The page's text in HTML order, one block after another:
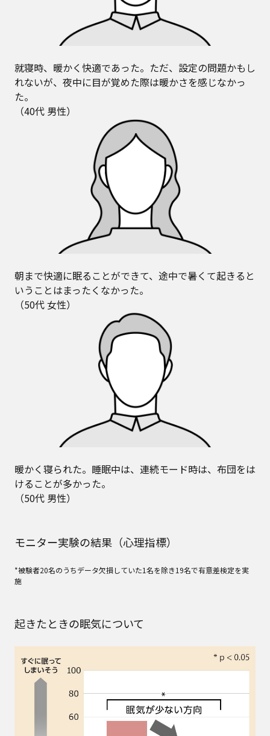
就寝時、暖かく快適であった。ただ、設定の問題かもし
れないが、夜中に目が覚めた際は暖かさを感じなかっ
た。
（40代 男性）
朝まで快適に眠ることができて、途中で暑くて起きると
いうことはまったくなかった。
（50代 女性）
暖かく寝られた。睡眠中は、連続モード時は、布団をは
けることが多かった。
（50代 男性）
モニター実験の結果（心理指標）
*被験者20名のうちデータ欠損していた1名を除き19名で有意差検定を実
施
起きたときの眠気について